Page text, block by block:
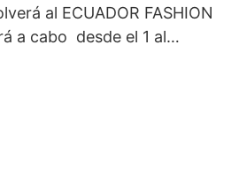
al ECUADOR FASHION
a cabo desde el 1 al…